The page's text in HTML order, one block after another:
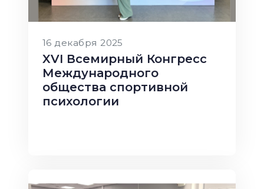
16 декабря 2025
XVI Всемирный Конгресс
Международного
общества спортивной
психологии